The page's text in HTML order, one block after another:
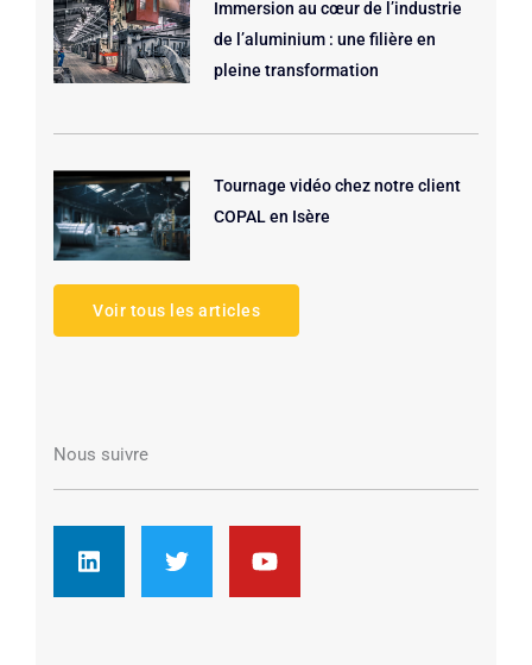
Immersion au cœur de l’industrie
de l’aluminium : une filière en
pleine transformation
Tournage vidéo chez notre client
COPAL en Isère
Voir tous les articles
Nous suivre
L
i
n
k
e
T
w
i
t
t
Y
o
u
t
u